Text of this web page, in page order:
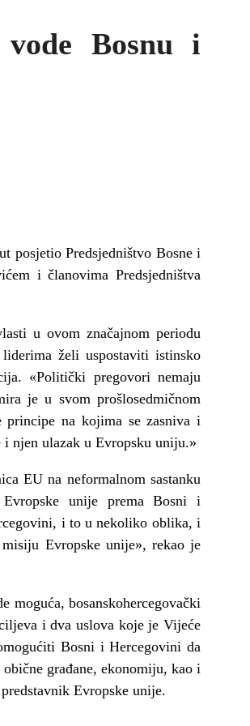
Bosnu i
posjetio Predsjedništvo Bosne i
i članovima Predsjedništva
u ovom značajnom periodu
želi uspostaviti istinsko
«Politički pregovori nemaju
je u svom prošlosedmičnom
principe na kojima se zasniva i
i njen ulazak u Evropsku uniju.»
EU na neformalnom sastanku
unije prema Bosni i
i to u nekoliko oblika, i
Evropske unije», rekao je
moguća, bosanskohercegovački
i dva uslova koje je Vijeće
Bosni i Hercegovini da
građane, ekonomiju, kao i
Evropske unije.